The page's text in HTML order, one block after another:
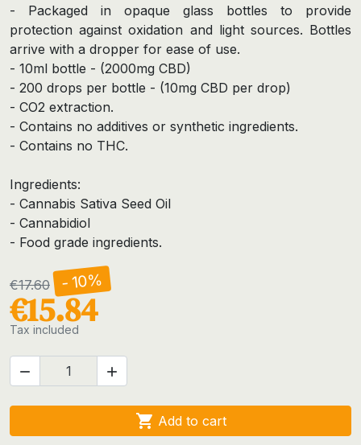
- Packaged in opaque glass bottles to provide
protection against oxidation and light sources. Bottles
arrive with a dropper for ease of use.
- 10ml bottle - (2000mg CBD)
- 200 drops per bottle - (10mg CBD per drop)
- CO2 extraction.
- Contains no additives or synthetic ingredients.
- Contains no THC.
Ingredients:
- Cannabis Sativa Seed Oil
- Cannabidiol
- Food grade ingredients.
€17.60 - 10%
€15.84
Tax included
 
 Add to cart